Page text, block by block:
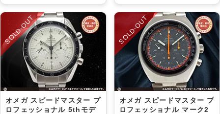
SOLD-OUT
オメガ スピードマスター プ
ロフェッショナル 5thモデ
SOLD-OUT
オメガ スピードマスター プ
ロフェッショナル マーク2